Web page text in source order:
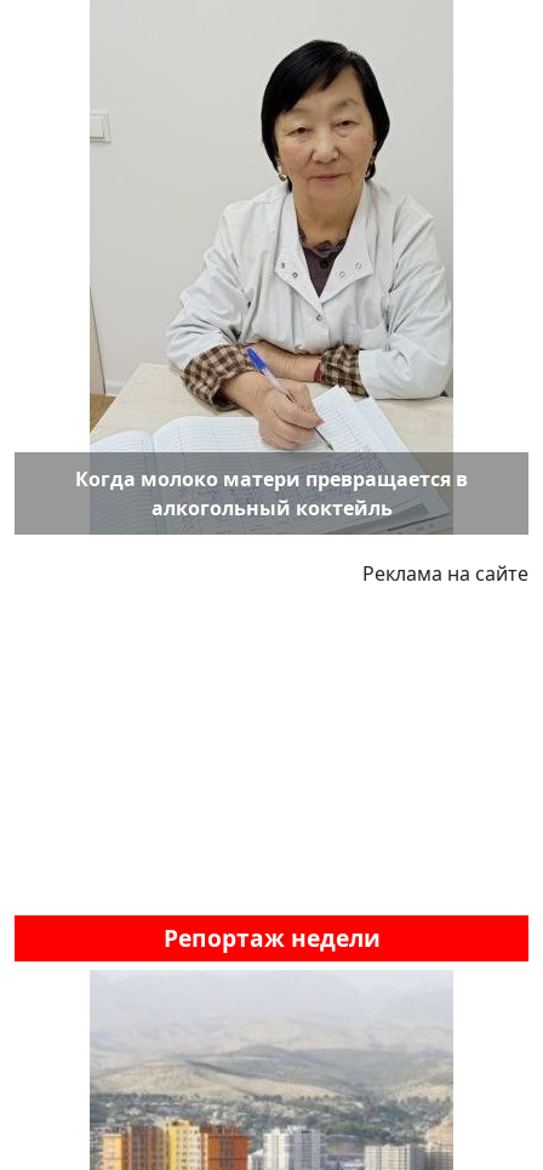
Когда молоко матери превращается в
алкогольный коктейль
Реклама на сайте
Репортаж недели